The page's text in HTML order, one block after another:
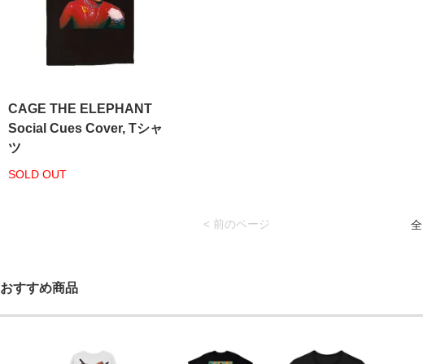
CAGE THE ELEPHANT
Social Cues Cover, Tシャ
ツ
SOLD OUT
< 前のページ 全
おすすめ商品